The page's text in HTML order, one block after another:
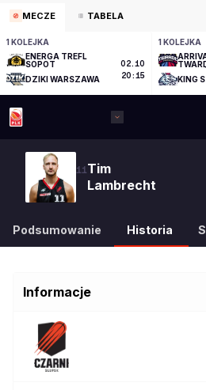
MECZE TABELA
1 KOLEJKA
ENERGA TREFL
SOPOT
DZIKI WARSZAWA
02.10
20:15
1 KOLEJKA
KING
11Tim
Lambrecht
Podsumowanie Historia
Informacje